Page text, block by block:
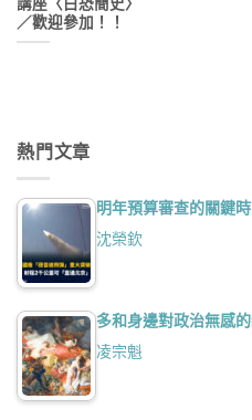
講座〈白恐簡史〉
／歡迎參加！！
熱門文章
明年預算審查的關鍵
沈榮欽
多和身邊對政治無感
凌宗魁